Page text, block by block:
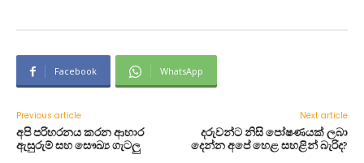
Facebook WhatsApp
Previous article
අපි පරිහරනය කරන ආහාර
ඇසුරුම් සහ සෞඛ්‍ය ගැටලු
Next article
දරුවන්ට නිසි පෝෂණයක් ලබා
දෙන්න අපේ හෙළ සහළින් බැරිද?